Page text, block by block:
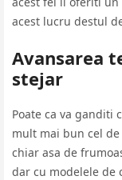
acest lucru destul
Avansarea
stejar
Poate ca va ganditi
mult mai bun cel
chiar asa de
dar cu modelele de